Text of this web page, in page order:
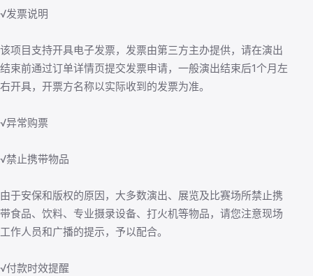
√发票说明
该项目支持开具电子发票，发票由第三方主办提供，请在演出
结束前通过订单详情页提交发票申请，一般演出结束后1个月左
右开具，开票方名称以实际收到的发票为准。
√异常购票
√禁止携带物品
由于安保和版权的原因，大多数演出、展览及比赛场所禁止携
带食品、饮料、专业摄录设备、打火机等物品，请您注意现场
工作人员和广播的提示，予以配合。
√付款时效提醒